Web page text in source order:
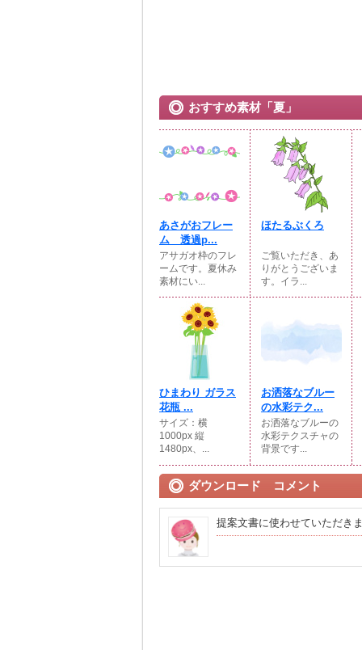
おすすめ素材「夏」
あさがおフレー
ム 透過p...
アサガオ枠のフレ
ームです。夏休み
素材にい...
ほたるぶくろ
ご覧いただき、あ
りがとうございま
す。イラ...
ひまわり ガラス
花瓶 ...
サイズ：横
1000px 縦
1480px、...
お洒落なブルー
の水彩テク...
お洒落なブルーの
水彩テクスチャの
背景です...
ダウンロード コメント
提案文書に使わせていただき